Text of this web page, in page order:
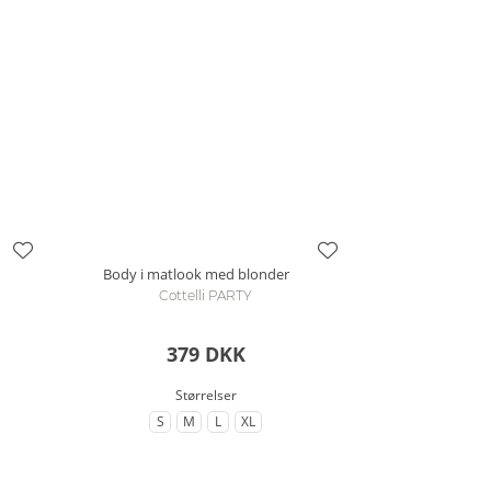
Body i matlook med blonder
Cottelli PARTY
379 DKK
Størrelser
til Størrelse
S til Størrelse
M til Størrelse
L til Størrelse
XL